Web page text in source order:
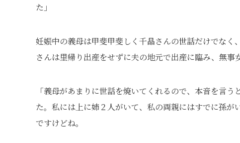
た」
妊娠中の義母は甲斐甲斐しく千晶さんの世話だけでな
さんは里帰り出産をせずに夫の地元で出産に臨み、無事
「義母があまりに世話を焼いてくれるので、本音を言
た。私には上に姉２人がいて、私の両親にはすでに孫
ですけどね。